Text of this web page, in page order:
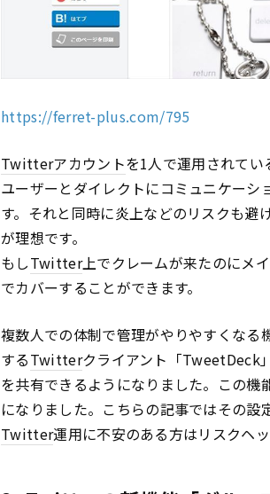
https://ferret-plus.com/795
Twitterアカウントを1人で運用されてい
ユーザーとダイレクトにコミュニケーシ
す。それと同時に炎上などのリスクも避
が理想です。
もしTwitter上でクレームが来たのにメ
でカバーすることができます。
複数人での体制で管理がやりやすくなる
するTwitterクライアント「TweetDeck
を共有できるようになりました。この機
になりました。こちらの記事ではその設
Twitter運用に不安のある方はリスクヘ